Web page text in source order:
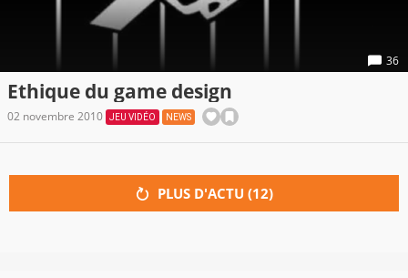
36
Ethique du game design
02 novembre 2010 JEU VIDÉO NEWS
PLUS D'ACTU (12)